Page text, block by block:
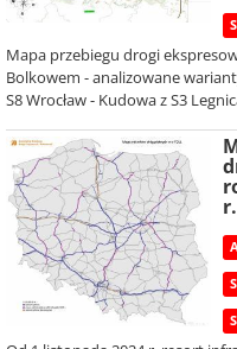
Mapa przebiegu drogi
Bolkowem - analizowane
S8 Wrocław - Kudowa z S3
r.